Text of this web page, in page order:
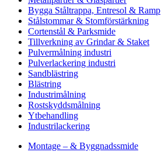
Bygga Ståltrappa, Entresol & Ramp
Stålstommar & Stomförstärkning
Cortenstål & Parksmide
Tillverkning av Grindar & Staket
Pulvermålning industri
Pulverlackering industri
Sandblästring
Blästring
Industrimålning
Rostskyddsmålning
Ytbehandling
Industrilackering
Montage – & Byggnadssmide